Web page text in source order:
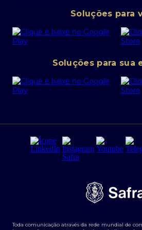
Canal de denúncias
Política de Segurança Cibernética
Portal da Privacidade
PRSAC
Regras e Parâmetros de Atuação
Segurança da Informação
Tarifas e serviços Pessoa Física
Transparência de remuneração
Abra sua conta PJ
SafraPay
Cartão Safra Empresas
Empréstimo e financiamentos PJ
Derivativos
Agronegócios
Soluções para
Soluções para sua
Toda comunicação através da rede mundial de